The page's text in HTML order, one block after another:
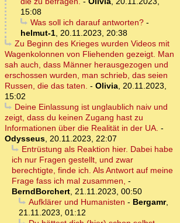
15:08
Was soll ich darauf antworten?-
helmut-1, 20.11.2023, 20:38
Zu Beginn des Krieges wurden Videos mit
Wagenkolonnen von Fliehenden gezeigt. Man
sah auch, dass Männer herausgezogen und
erschossen wurden, man schrieb, das seien
Russen, die das taten. - Olivia, 20.11.2023,
15:02
Deine Einlassung ist unglaublich naiv und
zeigt, dass du keinen Zugang hast zu
Informationen über die Realität in der UA. -
Odysseus, 20.11.2023, 22:07
Entrüstung als Reaktion hier. Dabei habe
ich nur Fragen gestellt, und zwar
berechtigte, finde ich. Als Antwort auf meine
Frage fass ich mal zusammen, -
BerndBorchert, 21.11.2023, 00:50
Aufklärer und Humanisten - Bergamr,
21.11.2023, 01:12